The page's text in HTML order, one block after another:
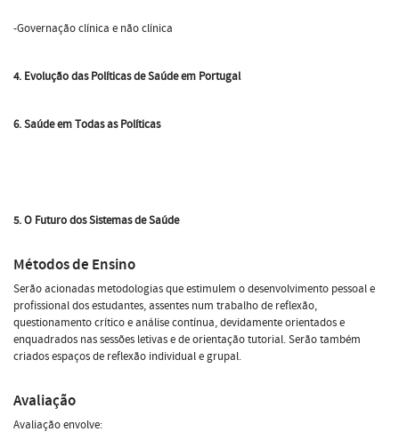
-Governação clínica e não clínica
4. Evolução das Políticas de Saúde em Portugal
6. Saúde em Todas as Políticas
5. O Futuro dos Sistemas de Saúde
Métodos de Ensino
Serão acionadas metodologias que estimulem o desenvolvimento pessoal e
profissional dos estudantes, assentes num trabalho de reflexão,
questionamento crítico e análise contínua, devidamente orientados e
enquadrados nas sessões letivas e de orientação tutorial. Serão também
criados espaços de reflexão individual e grupal.
Avaliação
Avaliação envolve: